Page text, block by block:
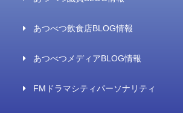
あつべつ飲食店BLOG情報
あつべつメディアBLOG情報
FMドラマシティパーソナリティ